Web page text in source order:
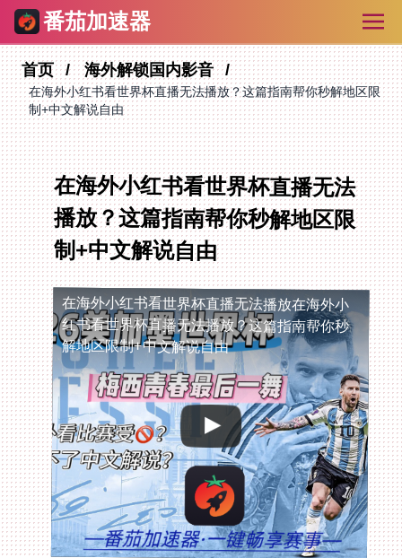
番茄加速器
首页 海外解锁国内影音
在海外小红书看世界杯直播无法播放？这篇指南帮你秒解地区限
制+中文解说自由
在海外小红书看世界杯直播无法
播放？这篇指南帮你秒解地区限
制+中文解说自由
在海外小红书看世界杯直播无法播放在海外小
红书看世界杯直播无法播放？这篇指南帮你秒
解地区限制+中文解说自由